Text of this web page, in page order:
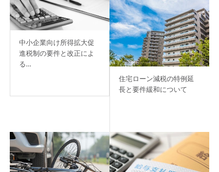
中小企業向け所得拡大促
進税制の要件と改正によ
る…
住宅ローン減税の特例延
長と要件緩和について